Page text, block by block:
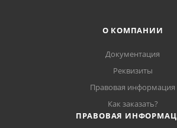
О КОМПАНИИ
Документация
Реквизиты
Правовая информация
Как заказать?
ПРАВОВАЯ